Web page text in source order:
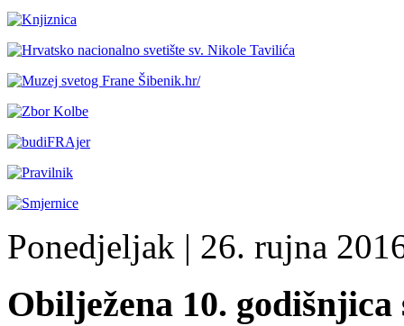
Ponedjeljak | 26. rujna
Obilježena 10.